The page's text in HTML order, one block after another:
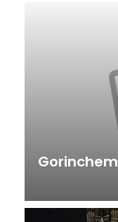
Gorinchem